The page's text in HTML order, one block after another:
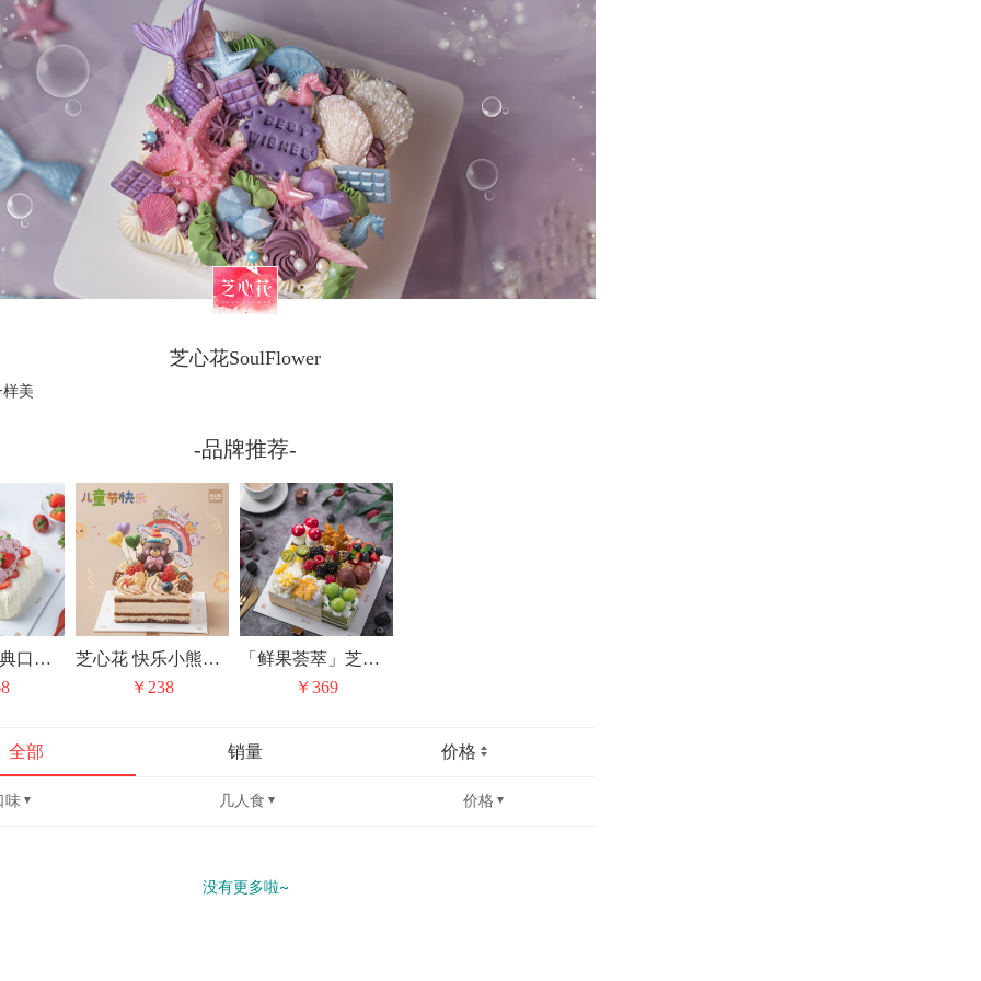
芝心花SoulFlower
美
-品牌推荐-
芝心花「经典口味无限复购」花漾红丝绒小方
芝心花 快乐小熊焦糖摩卡奶油蛋糕儿童节礼物
￥238
「鲜果荟萃」芝心花 丰收果园九宫格 动物奶油水果生日蛋糕甜品下午茶
￥369
全部 销量 价格
味 几人食 价格
没有更多啦~